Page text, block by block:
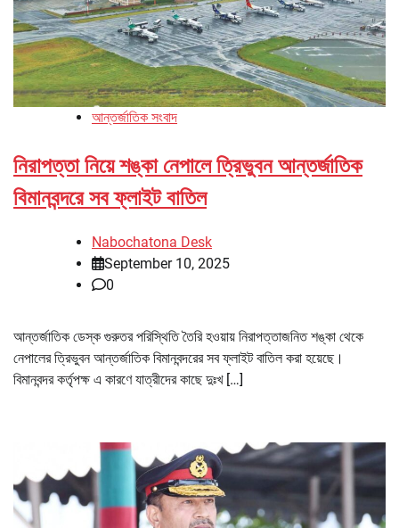
আন্তর্জাতিক সংবাদ
নিরাপত্তা নিয়ে শঙ্কা নেপালে ত্রিভুবন আন্তর্জাতিক
বিমানবন্দরে সব ফ্লাইট বাতিল
Nabochatona Desk
September 10, 2025
0
আন্তর্জাতিক ডেস্ক গুরুতর পরিস্থিতি তৈরি হওয়ায় নিরাপত্তাজনিত শঙ্কা থেকে
নেপালের ত্রিভুবন আন্তর্জাতিক বিমানবন্দরের সব ফ্লাইট বাতিল করা হয়েছে।
বিমানবন্দর কর্তৃপক্ষ এ কারণে যাত্রীদের কাছে দুঃখ […]